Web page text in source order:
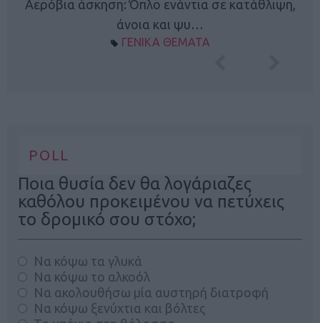
Αερόβια άσκηση: Όπλο ενάντια σε κατάθλιψη,
άνοια και ψυ…
ΓΕΝΙΚΑ ΘΕΜΑΤΑ
POLL
Ποια θυσία δεν θα λογάριαζες
καθόλου προκειμένου να πετύχεις
το δρομικό σου στόχο;
Να κόψω τα γλυκά
Να κόψω το αλκοόλ
Να ακολουθήσω μία αυστηρή διατροφή
Να κόψω ξενύχτια και βόλτες